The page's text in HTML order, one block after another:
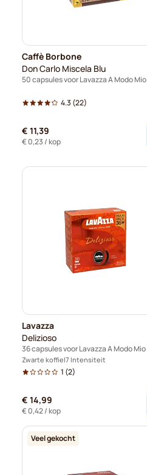
Caffè Borbone
Don Carlo Miscela Blu
50 capsules voor Lavazza A Modo Mio
4.3 (22)
€ 11,39
€ 0,23 / kop
Lavazza
Delizioso
36 capsules voor Lavazza A Modo Mio
Zwarte koffie 7 Intensiteit
1 (2)
€ 14,99
€ 0,42/ kop
Veel gekocht